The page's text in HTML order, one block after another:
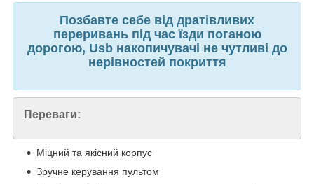
Позбавте себе від дратівливих
переривань під час їзди поганою
дорогою, Usb накопичувачі не чутливі до
нерівностей покриття
Переваги:
Міцний та якісний корпус
Зручне керування пультом